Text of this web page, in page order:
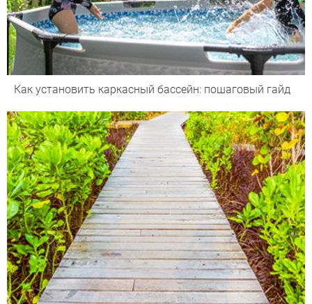
Как установить каркасный бассейн: пошаговый гайд